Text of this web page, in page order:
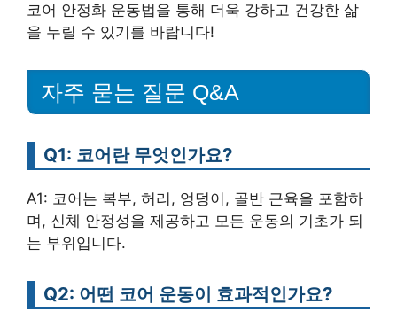
코어 안정화 운동법을 통해 더욱 강하고 건강한 삶
을 누릴 수 있기를 바랍니다!
자주 묻는 질문 Q&A
Q1: 코어란 무엇인가요?
A1: 코어는 복부, 허리, 엉덩이, 골반 근육을 포함하
며, 신체 안정성을 제공하고 모든 운동의 기초가 되
는 부위입니다.
Q2: 어떤 코어 운동이 효과적인가요?